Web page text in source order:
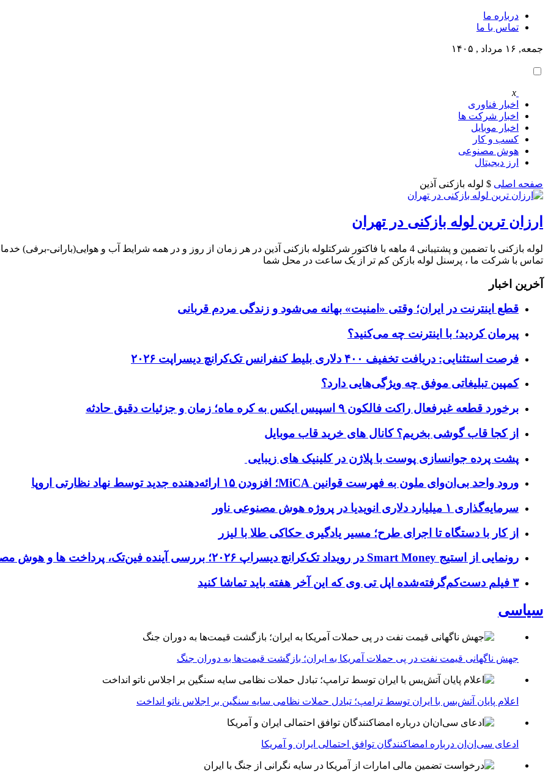
درباره ما
تماس با ما
جمعه, ۱۶ مرداد , ۱۴۰۵
x
اخبار فناوری
اخبار شرکت ها
اخبار موبایل
کسب و کار
هوش مصنوعی
ارز دیجیتال
صفحه اصلی $ لوله بازکنی آذین
ارزان ترین لوله بازکنی در تهران
لوله بازکنی با تضمین و پشتیبانی 4 ماهه با فاکتور شرکتلوله بازکنی آذین در هر زمان از روز و در همه شرایط آب و
تماس با شرکت ما ، پرسنل لوله بازکن کم تر از یک ساعت در محل شما
آخرین اخبار
قطع اینترنت در ایران؛ وقتی «امنیت» بهانه می‌شود و زندگی مردم قربانی
پیرمان کردید؛ با اینترنت چه می‌کنید؟
فرصت استثنایی: دریافت تخفیف ۴۰۰ دلاری بلیط کنفرانس تک‌کرانچ دیسراپت ۲۰۲۶
کمپین تبلیغاتی موفق چه ویژگی‌هایی دارد؟
برخورد قطعه غیرفعال راکت فالکون ۹ اسپیس ایکس به کره ماه؛ زمان و جزئیات دقیق حادثه
از کجا قاب گوشی بخریم؟ کانال های خرید قاب موبایل
پشت پرده جوانسازی پوست با پلاژن در کلینیک های زیبایی
ورود واحد بی‌ان‌وای ملون به فهرست قوانین MiCA؛ افزودن ۱۵ ارائه‌دهنده جدید توسط نهاد نظارتی اروپا
سرمایه‌گذاری ۱ میلیارد دلاری انویدیا در پروژه هوش مصنوعی ناور
از کار با دستگاه تا اجرای طرح؛ مسیر یادگیری حکاکی طلا با لیزر
رونمایی از استیج Smart Money در رویداد تک‌کرانچ دیسراپ ۲۰۲۶؛ بررسی آینده فین‌تک، پرداخت‌ ها و هوش مصنوعی
۳ فیلم دست‌کم‌گرفته‌شده اپل تی وی که این آخر هفته باید تماشا کنید
سیاسی
جهش ناگهانی قیمت نفت در پی حملات آمریکا به ایران؛ بازگشت قیمت‌ها به دوران جنگ
اعلام پایان آتش‌بس با ایران توسط ترامپ؛ تبادل حملات نظامی سایه سنگین بر اجلاس ناتو انداخت
ادعای سی‌ان‌ان درباره امضاکنندگان توافق احتمالی ایران و آمریکا